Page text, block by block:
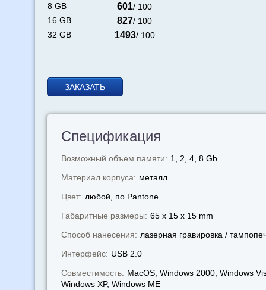
8 GB
601/ 100
16 GB
827/ 100
32 GB
1493/ 100
ЗАКАЗАТЬ
Спецификация
Возможный объем памяти: 1, 2, 4, 8 Gb
Материал корпуса: металл
Цвет: любой, по Pantone
Габаритные размеры: 65 x 15 x 15 mm
Способ нанесения: лазерная гравировка /
Интерфейс: USB 2.0
Совместимость: MacOS, Windows 2000, Windows
Windows XP, Windows МЕ